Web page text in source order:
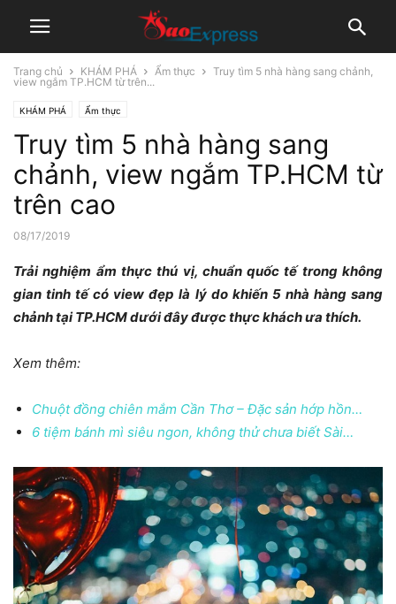
Trang chủ KHÁM PHÁ Ẩm thực
Truy tìm 5 nhà hàng sang chảnh,
view ngắm TP.HCM từ trên...
KHÁM PHÁ Ẩm thực
Truy tìm 5 nhà hàng sang
chảnh, view ngắm TP.HCM từ
trên cao
08/17/2019
Trải nghiệm ẩm thực thú vị, chuẩn quốc tế trong không
gian tinh tế có view đẹp là lý do khiến 5 nhà hàng sang
chảnh tại TP.HCM dưới đây được thực khách ưa thích.
Xem thêm:
Chuột đồng chiên mắm Cần Thơ – Đặc sản hớp hồn…
6 tiệm bánh mì siêu ngon, không thử chưa biết Sài…